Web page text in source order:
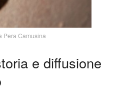
Pera Camusina
e diffusione